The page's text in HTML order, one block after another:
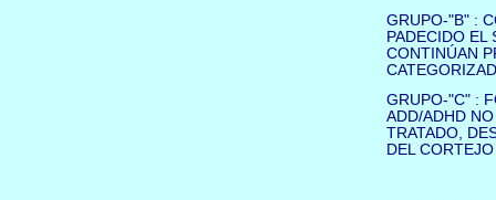
GRUPO-"B" :
PADECIDO EL
CONTINÚAN
GRUPO-"C" :
ADD/ADHD
TRATADO,
DEL